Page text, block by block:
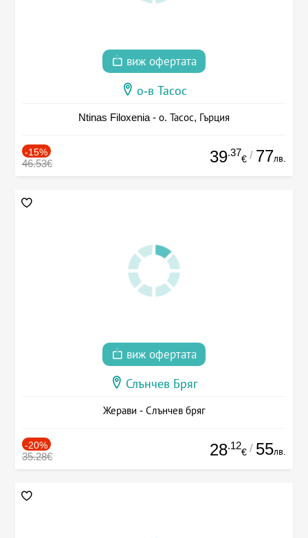
виж офертата
о-в Тасос
Ntinas Filoxenia - о. Тасос, Гърция
-15%
46.53€ 39.37
€ / 77лв.
виж офертата
Слънчев Бряг
Жерави - Слънчев бряг
-20%
35.28€ 28.12
€ / 55лв.